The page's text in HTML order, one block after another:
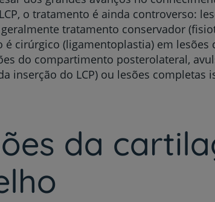
o tratamento é ainda controverso:
tratamento conservador
é cirúrgico (ligamentoplastia) em lesões
do compartimento posterolateral,
inserção do LCP) ou lesões completas
da